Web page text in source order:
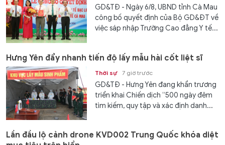
GD&TĐ - Ngày 6/8, UBND tỉnh Cà Mau
công bố quyết định của Bộ GD&ĐT về
việc sáp nhập Trường Cao đẳng Y tế...
Hưng Yên đẩy nhanh tiến độ lấy mẫu hài cốt liệt sĩ
Thời sự 7 giờ trước
GD&TĐ - Hưng Yên đang khẩn trương
triển khai Chiến dịch “500 ngày đêm
tìm kiếm, quy tập và xác định danh...
Lần đầu lộ cảnh drone KVD002 Trung Quốc khóa diệt